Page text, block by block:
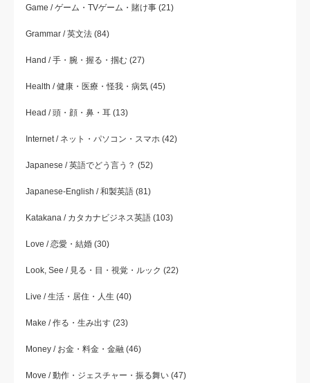
Game / ゲーム・TVゲーム・賭け事 (21)
Grammar / 英文法 (84)
Hand / 手・腕・握る・掴む (27)
Health / 健康・医療・怪我・病気 (45)
Head / 頭・顔・鼻・耳 (13)
Internet / ネット・パソコン・スマホ (42)
Japanese / 英語でどう言う？ (52)
Japanese-English / 和製英語 (81)
Katakana / カタカナビジネス英語 (103)
Love / 恋愛・結婚 (30)
Look, See / 見る・目・視覚・ルック (22)
Live / 生活・居住・人生 (40)
Make / 作る・生み出す (23)
Money / お金・料金・金融 (46)
Move / 動作・ジェスチャー・振る舞い (47)